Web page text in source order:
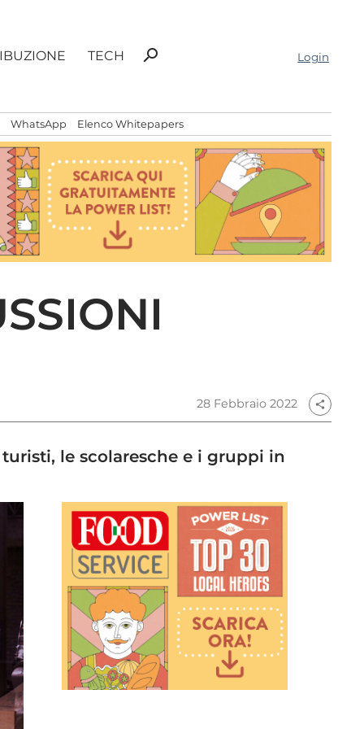
TECH
Ricerca
search Login
WhatsApp Elenco Whitepapers
28 Febbraio 2022 share
le scolaresche e i gruppi in